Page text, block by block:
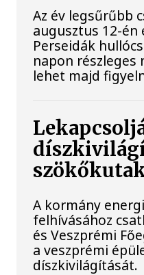
Az év legsűrűbb
augusztus 12-
Perseidák
napon
lehet majd
A kormány
felhívásához
és Veszprémi
a veszprémi
díszkivilágítását.